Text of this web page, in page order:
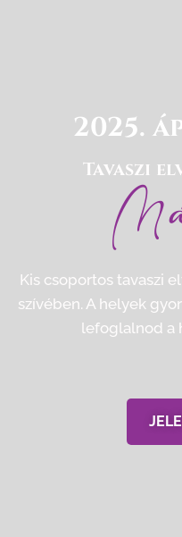
2025.
Tavaszi
Kis csoportos tavaszi
szívében. A helyek
lefoglalnod a